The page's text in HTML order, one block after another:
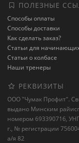
ПОЛЕЗНЫЕ
Способы оплаты
Способы доставки
Как сделать заказ?
Статьи для
Статьи о колбасе
Наши тренеры
РЕКВИЗИТЫ
ООО "Чумак Профит".
выдано Минским
номером 693390716,
г., № регистрации
а/я 82